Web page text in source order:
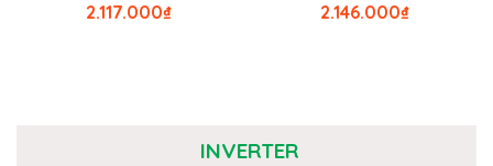
₫
2.117.000 ₫
2.146.000
INVERTER